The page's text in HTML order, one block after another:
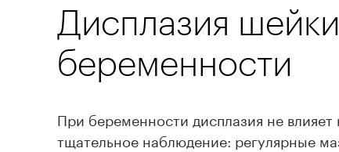
Дисплазия
беременности
При беременности дисплазия не
тщательное наблюдение: регулярные